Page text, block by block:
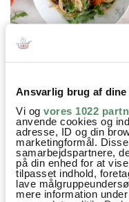
Ansvarlig brug af dine
Vi og vores 1022
anvende cookies og
adresse, ID og din
marketingformål.
samarbejdspartnere,
på din enhed for at
tilpasset indhold,
lave
mere information
Aftensmad
Nem Hverdagsmad
Parmesan Ost